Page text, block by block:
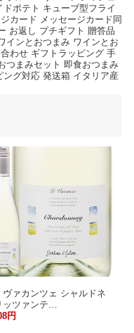
ポテト キューブ型フライ
カード メッセージカード同
お返し プチギフト 贈答品
インとおつまみ ワインとお
わせ ギフトラッピング 手
つまみセット 即食おつまみ
グ対応 発送箱 イタリア産
ヴァカンツェ シャルドネ
ッツァンテ…
円